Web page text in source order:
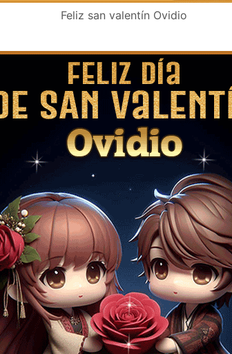
Feliz san valentín Ovidio